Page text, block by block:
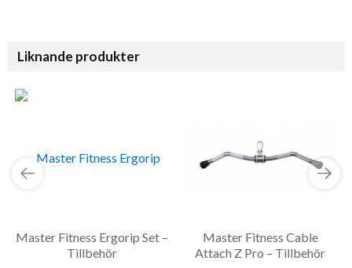
Liknande produkter
Master Fitness Ergorip Set –
Tillbehör
Master Fitness Cable
Attach Z Pro – Tillbehör